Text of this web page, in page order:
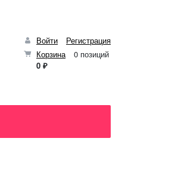
Войти
Регистрация
Корзина
0 позиций
0 ₽